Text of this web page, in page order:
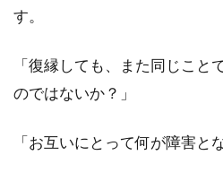
す。
「復縁しても、また同じこと
のではないか？」
「お互いにとって何が障害と